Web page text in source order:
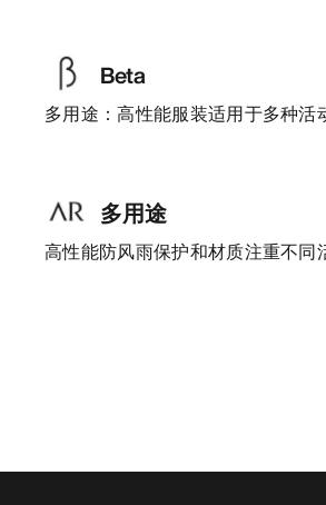
Beta
多用途：高性能服装适用于多种活
多用途
高性能防风雨保护和材质注重不同